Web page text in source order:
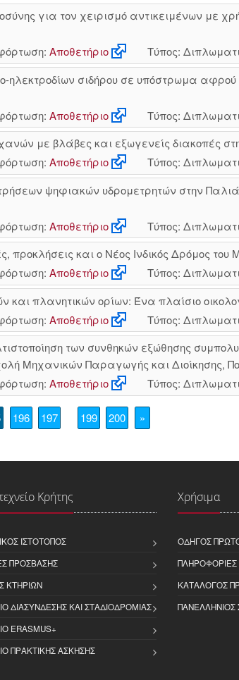
για τον χειρισμό αντικειμένων με
Αποθετήριο
Τύπος:
ηλεκτροδίων σιδήρου σε υπόστρωμα
Αποθετήριο
Τύπος:
με βλάβες και εξωγενείς διακοπές
Αποθετήριο
Τύπος:
ψηφιακών υδρομετρητών στην
Αποθετήριο
Τύπος:
προκλήσεις και ο Νέος Ινδικός Δρόμος του
Αποθετήριο
Τύπος:
πλανητικών ορίων: Ένα πλαίσιο
Αποθετήριο
Τύπος:
των συνθηκών εξώθησης
Μηχανικών Παραγωγής και Διοίκησης,
Αποθετήριο Τύπος:
196 197 199 200 »
Κρήτης
ΙΣΤΌΤΟΠΟΣ
ΠΡΌΣΒΑΣΗΣ
ΚΤΗΡΊΩΝ
ΔΙΑΣΎΝΔΕΣΗΣ ΚΑΙ ΣΤΑΔΙΟΔΡΟΜΊΑΣ
ERASMUS+
ΠΡΑΚΤΙΚΉΣ ΆΣΚΗΣΗΣ
Χρήσιμα
ΟΔΗΓΌΣ
ΠΛΗΡΟΦΟΡΊΕΣ
ΚΑΤΆΛΟΓΟΣ